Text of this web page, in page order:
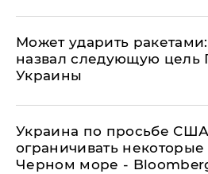
Может ударить
назвал следующую цель
Украины
Украина по просьбе
ограничивать
Черном море -